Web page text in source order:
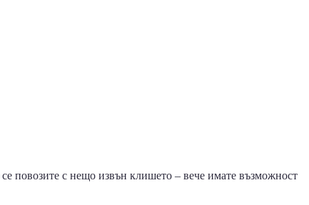
повозите с нещо извън клишето – вече имате възможност